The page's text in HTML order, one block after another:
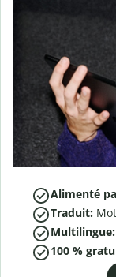
Alimenté
Traduit:
Multilingue:
100 %